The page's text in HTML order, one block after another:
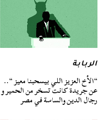
الربابة
“الأخ العزيز اللي بيسحبنا معيز “..
عن جريدة كانت تسخر من الحمير و
رجال الدين والساسة في مصر